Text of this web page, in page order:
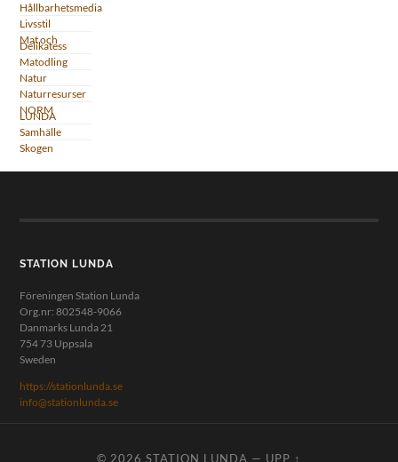
Hållbarhetsmedia
Livsstil
Mat och
Delikatess
Matodling
Natur
Naturresurser
NORM
LUNDA
Samhälle
Skogen
STATION LUNDA
Föreningen Station Lunda
Org.nr: 802548-9066
Danmarks Lunda 21
754 73 Uppsala
Sweden
https://stationlunda.se
info@stationlunda.se
© 2026 STATION LUNDA — UPP ↑